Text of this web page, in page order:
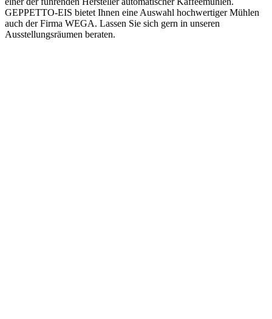
GEPPETTO-EIS bietet Ihnen eine Auswahl hochwertiger Mühlen
auch der Firma WEGA. Lassen Sie sich gern in unseren
Ausstellungsräumen beraten.